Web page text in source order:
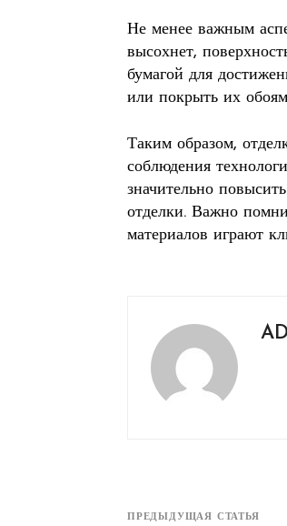
Не менее важным
высохнет,
бумагой для
или покрыть их
Таким образом,
соблюдения
значительно
отделки. Важно
материалов играют
ПРЕДЫДУЩАЯ СТАТЬЯ